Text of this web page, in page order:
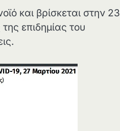
και βρίσκεται στην 23
επιδημίας του